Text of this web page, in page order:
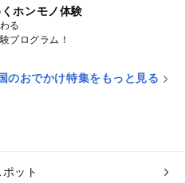
ホンモノ体験
る
プログラム！
のおでかけ特集をもっと見る
ット